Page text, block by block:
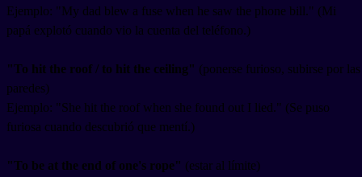
Ejemplo: "My dad blew a fuse when he saw the phone bill." (Mi
papá explotó cuando vio la cuenta del teléfono.)
"To hit the roof / to hit the ceiling" (ponerse furioso, subirse por las
paredes)
Ejemplo: "She hit the roof when she found out I lied." (Se puso
furiosa cuando descubrió que mentí.)
"To be at the end of one's rope" (estar al límite)